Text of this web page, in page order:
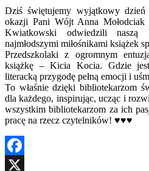
Dziś świętujemy wyjątkowy
okazji Pani Wójt Anna Mołodciak
Kwiatkowski odwiedzili
najmłodszymi miłośnikami książek
Przedszkolaki z ogromnym
książkę – Kicia Kocia. Gdzie
literacką przygodę pełną emocji i
To właśnie dzięki bibliotekarzom
dla każdego, inspirując, ucząc i
wszystkim bibliotekarzom za ich
pracę na rzecz czytelników! ♥️♥️♥️
Facebook